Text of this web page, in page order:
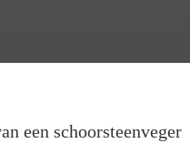
een schoorsteenveger